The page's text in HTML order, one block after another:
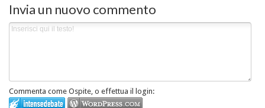
Invia un nuovo commento
Commenta come Ospite, o effettua il login: